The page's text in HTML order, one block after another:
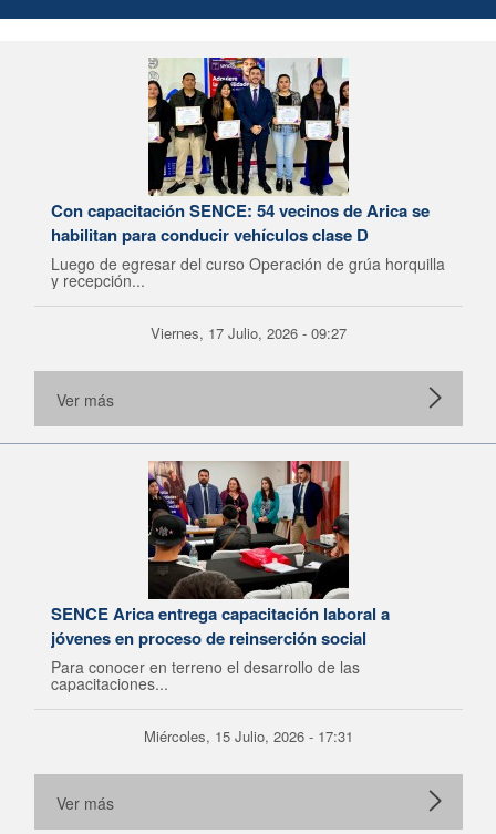
Con capacitación SENCE: 54 vecinos de Arica se
habilitan para conducir vehículos clase D
Luego de egresar del curso Operación de grúa horquilla
y recepción...
Viernes, 17 Julio, 2026 - 09:27
Ver más
SENCE Arica entrega capacitación laboral a
jóvenes en proceso de reinserción social
Para conocer en terreno el desarrollo de las
capacitaciones...
Miércoles, 15 Julio, 2026 - 17:31
Ver más